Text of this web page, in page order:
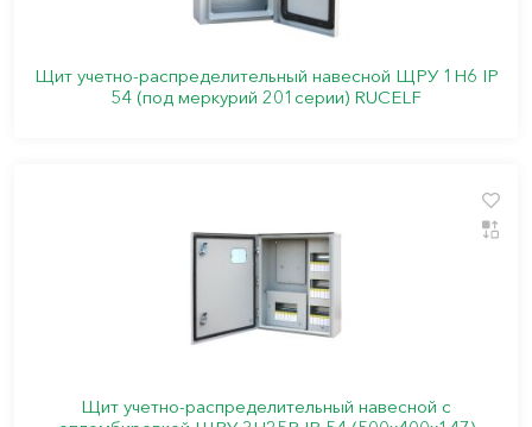
Щит учетно-распределительный навесной ЩРУ 1Н6 IP
54 (под меркурий 201серии) RUCELF
Щит учетно-распределительный навесной с